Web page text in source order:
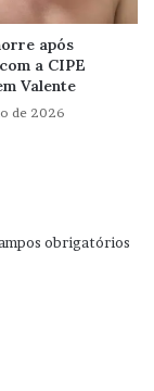
após
a CIPE
Valente
de 2026
obrigatórios